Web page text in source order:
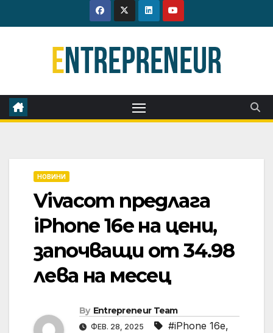
to
НОВИНИ
Vivacom предлага
iPhone 16e на цени,
започващи от 34.98
лева на месец
By Entrepreneur Team
ФЕВ. 28, 2025 #iPhone 16e,